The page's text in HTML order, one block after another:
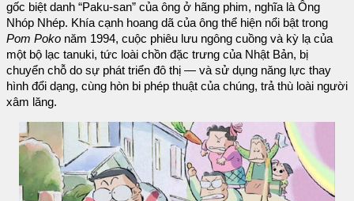
gốc biệt danh “Paku-san” của ông ở hãng phim, nghĩa là Ông
Nhóp Nhép. Khía cạnh hoang dã của ông thể hiện nổi bật trong
Pom Poko năm 1994, cuộc phiêu lưu ngông cuồng và kỳ lạ của
một bộ lạc tanuki, tức loài chồn đặc trưng của Nhật Bản, bị
chuyển chỗ do sự phát triển đô thị — và sử dụng năng lực thay
hình đổi dạng, cùng hòn bi phép thuật của chúng, trả thù loài người
xâm lăng.